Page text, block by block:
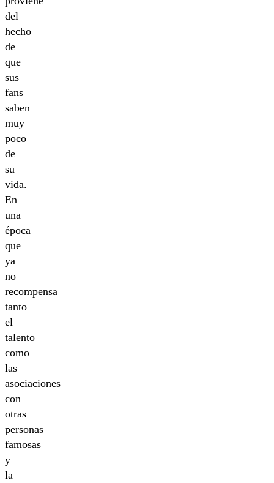
del
hecho
de
que
sus
fans
saben
muy
poco
de
su
vida.
En
una
época
que
ya
no
recompensa
tanto
el
talento
como
las
asociaciones
con
otras
personas
famosas
y
la